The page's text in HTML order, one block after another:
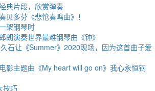
典片段，欣赏弹奏
贝多芬《悲怆奏鸣曲》！
架钢琴时
朗演奏世界最难钢琴曲《钟》
久石让《Summer》2020现场，因为这首曲子爱
影主题曲《My heart will go on》我心永恒钢
技巧